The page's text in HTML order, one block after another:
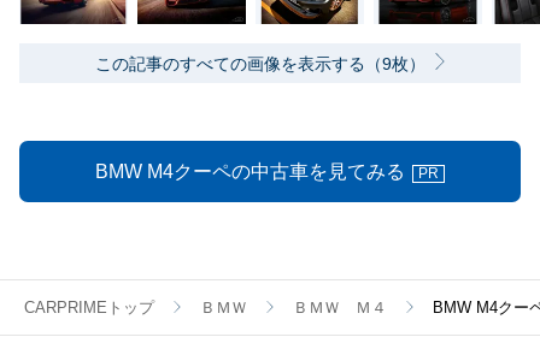
この記事のすべての画像を表示する（9枚）
BMW M4クーペの中古車を見てみる PR
CARPRIMEトップ ＢＭＷ ＢＭＷ Ｍ４ BMW M4クー